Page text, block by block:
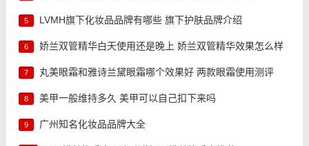
5 LVMH旗下化妆品品牌有哪些 旗下护肤品牌介绍
6 娇兰双管精华白天使用还是晚上 娇兰双管精华效果怎么样
7 丸美眼霜和雅诗兰黛眼霜哪个效果好 两款眼霜使用测评
8 美甲一般维持多久 美甲可以自己扣下来吗
9 广州知名化妆品品牌大全